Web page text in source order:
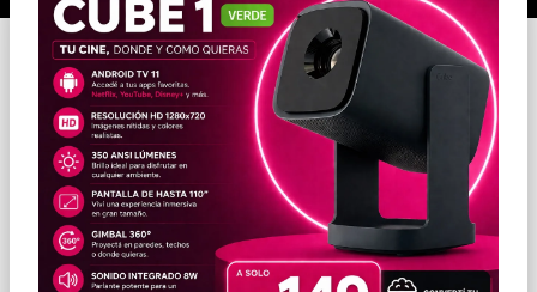
Inicio
VARIOS INFORMATICA
TECLADOS Y MOUSE
* Las imágenes se exhiben con fines ilustrativos.